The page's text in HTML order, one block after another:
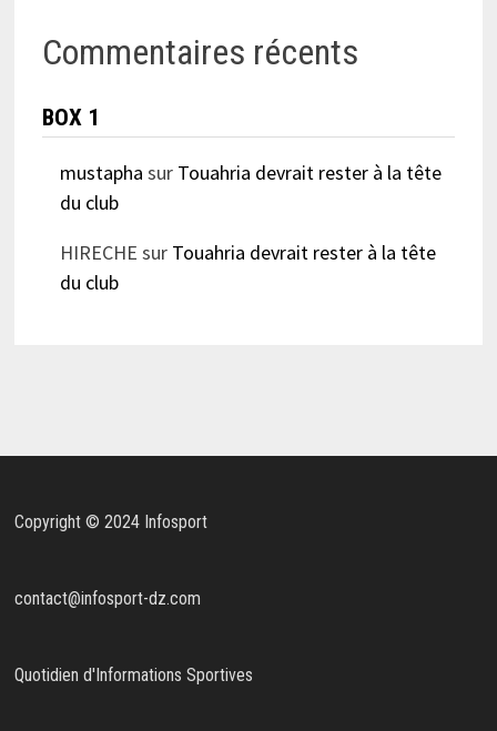
Commentaires récents
BOX 1
mustapha sur Touahria devrait rester à la tête
du club
HIRECHE sur Touahria devrait rester à la tête
du club
Copyright © 2024 Infosport
contact@infosport-dz.com
Quotidien d'Informations Sportives